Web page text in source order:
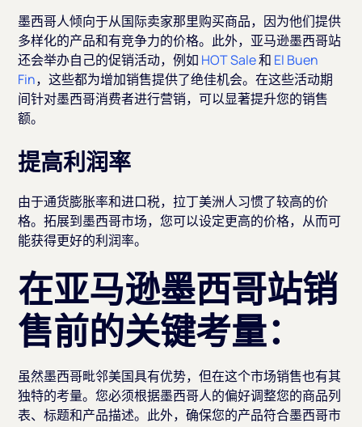
墨西哥人倾向于从国际卖家那里购买商品，因为他们提供
多样化的产品和有竞争力的价格。此外，亚马逊墨西哥站
还会举办自己的促销活动，例如 HOT Sale和 El Buen
Fin，这些都为增加销售提供了绝佳机会。在这些活动期
间针对墨西哥消费者进行营销，可以显著提升您的销售
额。
提高利润率
由于通货膨胀率和进口税，拉丁美洲人习惯了较高的价
格。拓展到墨西哥市场，您可以设定更高的价格，从而可
能获得更好的利润率。
在亚马逊墨西哥站销
售前的关键考量：
虽然墨西哥毗邻美国具有优势，但在这个市场销售也有其
独特的考量。您必须根据墨西哥人的偏好调整您的商品列
表、标题和产品描述。此外，确保您的产品符合墨西哥市